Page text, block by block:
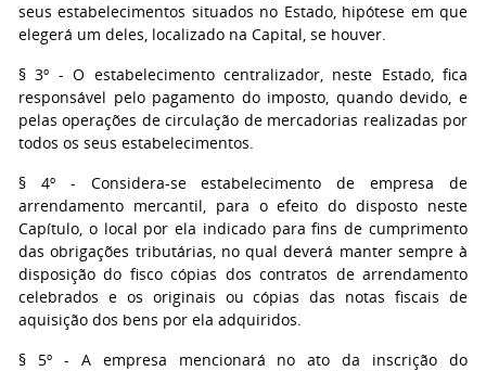
seus estabelecimentos situados no Estado, hipótese em que
elegerá um deles, localizado na Capital, se houver.
§ 3º - O estabelecimento centralizador, neste Estado, fica
responsável pelo pagamento do imposto, quando devido, e
pelas operações de circulação de mercadorias realizadas por
todos os seus estabelecimentos.
§ 4º - Considera-se estabelecimento de empresa de
arrendamento mercantil, para o efeito do disposto neste
Capítulo, o local por ela indicado para fins de cumprimento
das obrigações tributárias, no qual deverá manter sempre à
disposição do fisco cópias dos contratos de arrendamento
celebrados e os originais ou cópias das notas fiscais de
aquisição dos bens por ela adquiridos.
§ 5º - A empresa mencionará no ato da inscrição do